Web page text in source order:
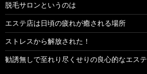
脱毛サロンというのは
エステ店は日頃の疲れが癒される場所
ストレスから解放された！
勧誘無しで至れり尽くせりの良心的なエステ